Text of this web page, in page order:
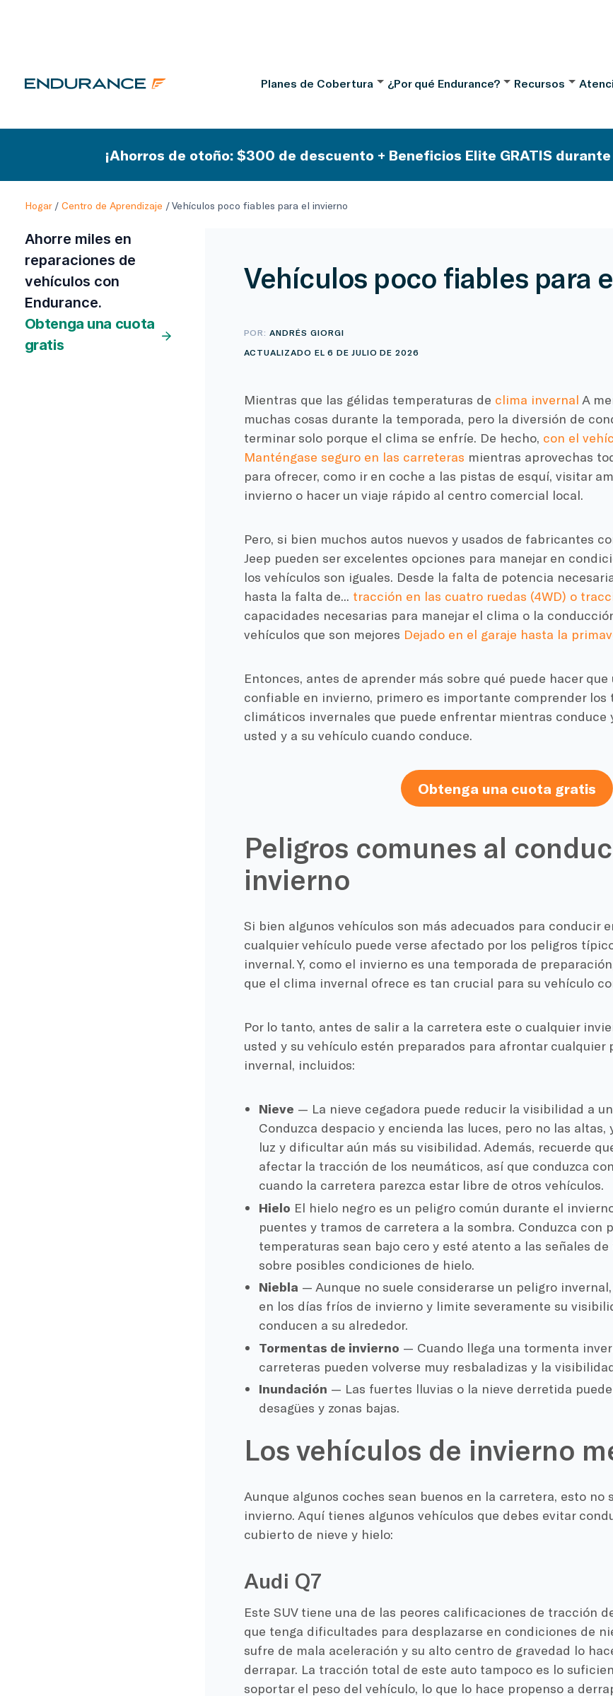
Planes de Cobertura ¿Por qué Endurance? Recursos
¡Ahorros de otoño: $300 de descuento + Beneficios Elite GRATIS durante
Hogar/ Centro de Aprendizaje /Vehículos poco fiables para el invierno
Ahorre miles en
reparaciones de
vehículos con
Endurance.
Obtenga una cuota
gratis
Vehículos poco fiables para
POR:ANDRÉS GIORGI
ACTUALIZADO EL 6 DE JULIO DE 2026
Mientras que las gélidas temperaturas de clima invernal A
muchas cosas durante la temporada, pero la diversión de
terminar solo porque el clima se enfríe. De hecho, con el
Manténgase seguro en las carreteras mientras aprovechas
para ofrecer, como ir en coche a las pistas de esquí, visitar
invierno o hacer un viaje rápido al centro comercial local.
Pero, si bien muchos autos nuevos y usados de fabricantes
Jeep pueden ser excelentes opciones para manejar en
los vehículos son iguales. Desde la falta de potencia
hasta la falta de... tracción en las cuatro ruedas (4WD) o
capacidades necesarias para manejar el clima o la
vehículos que son mejores Dejado en el garaje hasta la
Entonces, antes de aprender más sobre qué puede hacer
confiable en invierno, primero es importante comprender los
climáticos invernales que puede enfrentar mientras conduce
usted y a su vehículo cuando conduce.
Obtenga una cuota gratis
Peligros comunes al
invierno
Si bien algunos vehículos son más adecuados para conducir
cualquier vehículo puede verse afectado por los peligros
invernal. Y, como el invierno es una temporada de
que el clima invernal ofrece es tan crucial para su vehículo
Por lo tanto, antes de salir a la carretera este o cualquier
usted y su vehículo estén preparados para afrontar cualquier
invernal, incluidos:
Nieve — La nieve cegadora puede reducir la visibilidad a
Conduzca despacio y encienda las luces, pero no las altas,
luz y dificultar aún más su visibilidad. Además, recuerde
afectar la tracción de los neumáticos, así que conduzca
cuando la carretera parezca estar libre de otros vehículos.
Hielo El hielo negro es un peligro común durante el
puentes y tramos de carretera a la sombra. Conduzca con
temperaturas sean bajo cero y esté atento a las señales
sobre posibles condiciones de hielo.
Niebla — Aunque no suele considerarse un peligro invernal,
en los días fríos de invierno y limite severamente su
conducen a su alrededor.
Tormentas de invierno — Cuando llega una tormenta
carreteras pueden volverse muy resbaladizas y la
Inundación — Las fuertes lluvias o la nieve derretida
desagües y zonas bajas.
Los vehículos de invierno
Aunque algunos coches sean buenos en la carretera, esto no
invierno. Aquí tienes algunos vehículos que debes evitar
cubierto de nieve y hielo:
Audi Q7
Este SUV tiene una de las peores calificaciones de tracción
que tenga dificultades para desplazarse en condiciones de
sufre de mala aceleración y su alto centro de gravedad lo
derrapar. La tracción total de este auto tampoco es lo
soportar el peso del vehículo, lo que lo hace propenso a